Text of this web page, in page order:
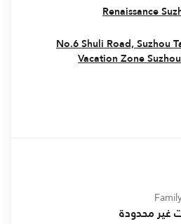
Renaissance
In New Window
No.6 Shuli Road, Suzhou
Vacation ZoneSuzhou
New Window
غير محدودة